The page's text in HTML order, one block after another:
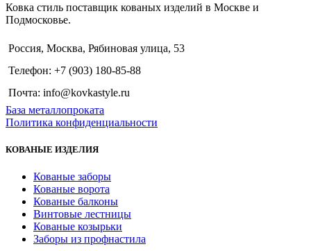
Ковка стиль поставщик кованых изделий в Москве и
Подмосковье.
Россия, Москва, Рябиновая улица, 53
Телефон: +7 (903) 180-85-88
Почта: info@kovkastyle.ru
База металлопроката
Политика конфиденциальности
КОВАНЫЕ ИЗДЕЛИЯ
Кованые заборы
Кованые ворота
Кованые балконы
Винтовые лестницы
Кованые козырьки
Заборы из профнастила